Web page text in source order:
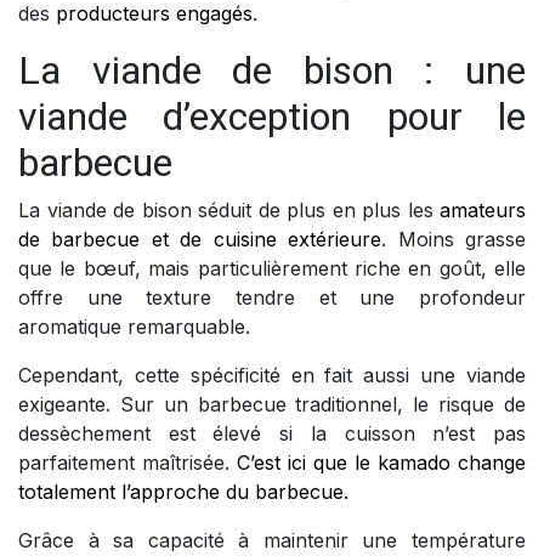
des producteurs engagés.
La viande de bison : une
viande d’exception pour le
barbecue
La viande de bison séduit de plus en plus les amateurs
de barbecue et de cuisine extérieure. Moins grasse
que le bœuf, mais particulièrement riche en goût, elle
offre une texture tendre et une profondeur
aromatique remarquable.
Cependant, cette spécificité en fait aussi une viande
exigeante. Sur un barbecue traditionnel, le risque de
dessèchement est élevé si la cuisson n’est pas
parfaitement maîtrisée. C’est ici que le kamado change
totalement l’approche du barbecue.
Grâce à sa capacité à maintenir une température